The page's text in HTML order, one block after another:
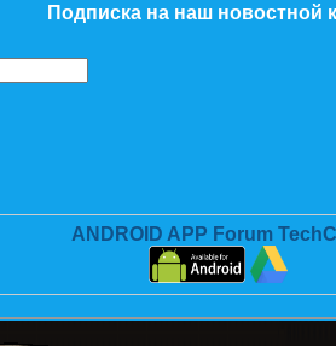
Подписка на наш новостной
ANDROID APP Forum